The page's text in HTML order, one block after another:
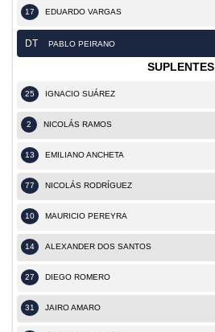
17 EDUARDO VARGAS
DT PABLO PEIRANO
SUPLENTES
25 IGNACIO SUÁREZ
2 NICOLÁS RAMOS
13 EMILIANO ANCHETA
77 NICOLÁS RODRÍGUEZ
10 MAURICIO PEREYRA
14 ALEXANDER DOS SANTOS
27 DIEGO ROMERO
31 JAIRO AMARO